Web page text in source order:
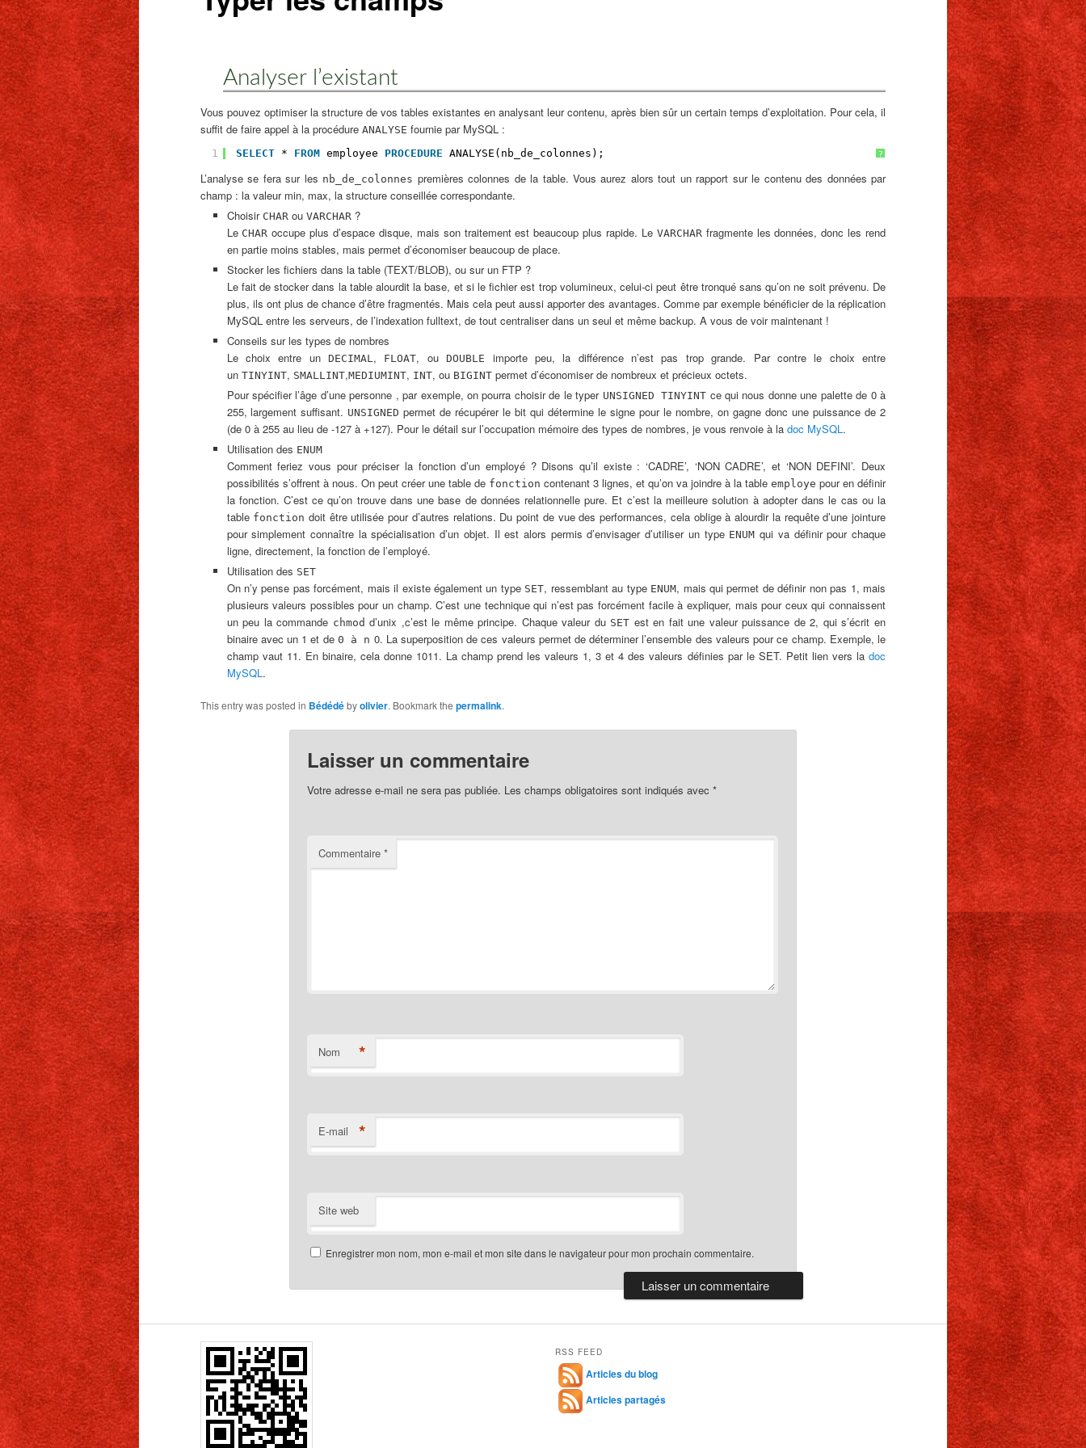
Analyser l’existant
Vous pouvez optimiser la structure de vos tables existantes en analysant leur contenu, après bien sûr un certain temps d’exploitation. Pour cela, il
suffit de faire appel à la procédure ANALYSE fournie par MySQL :
?
1 SELECT * FROM employee PROCEDURE ANALYSE(nb_de_colonnes);
L’analyse se fera sur les nb_de_colonnes premières colonnes de la table. Vous aurez alors tout un rapport sur le contenu des données par
champ : la valeur min, max, la structure conseillée correspondante.
Choisir CHARou VARCHAR?
Le CHAR occupe plus d’espace disque, mais son traitement est beaucoup plus rapide. Le VARCHARfragmente les données, donc les rend
en partie moins stables, mais permet d’économiser beaucoup de place.
Stocker les fichiers dans la table (TEXT/BLOB), ou sur un FTP ?
Le fait de stocker dans la table alourdit la base, et si le fichier est trop volumineux, celui-ci peut être tronqué sans qu’on ne soit prévenu. De
plus, ils ont plus de chance d’être fragmentés. Mais cela peut aussi apporter des avantages. Comme par exemple bénéficier de la réplication
MySQL entre les serveurs, de l’indexation fulltext, de tout centraliser dans un seul et même backup. A vous de voir maintenant !
Conseils sur les types de nombres
Le choix entre un DECIMAL , FLOAT, ouDOUBLE
importe peu, la différence n’est pas trop grande. Par contre le choix entre
un TINYINT, SMALLINT,MEDIUMINT, INT, ou BIGINTpermet d’économiser de nombreux et précieux octets.
Pour spécifier l’âge d’une personne , par exemple, on pourra choisir de le typer UNSIGNED TINYINT ce qui nous donne une palette de 0 à
255, largement suffisant. UNSIGNED permet de récupérer le bit qui détermine le signe pour le nombre, on gagne donc une puissance de 2
(de 0 à 255 au lieu de -127 à +127). Pour le détail sur l’occupation mémoire des types de nombres, je vous renvoie à la doc MySQL.
Utilisation des ENUM
Comment feriez vous pour préciser la fonction d’un employé ? Disons qu’il existe : ‘CADRE’, ‘NON CADRE’, et ‘NON DEFINI’. Deux
possibilités s’offrent à nous. On peut créer une table de fonction contenant 3 lignes, et qu’on va joindre à la table employe pour en définir
la fonction. C’est ce qu’on trouve dans une base de données relationnelle pure. Et c’est la meilleure solution à adopter dans le cas ou la
table fonction doit être utilisée pour d’autres relations. Du point de vue des performances, cela oblige à alourdir la requête d’une jointure
pour simplement connaître la spécialisation d’un objet. Il est alors permis d’envisager d’utiliser un type ENUM qui va définir pour chaque
ligne, directement, la fonction de l’employé.
Utilisation des SET
On n’y pense pas forcément, mais il existe également un type SET, ressemblant au type ENUM, mais qui permet de définir non pas 1, mais
plusieurs valeurs possibles pour un champ. C’est une technique qui n’est pas forcément facile à expliquer, mais pour ceux qui connaissent
un peu la commande chmod d’unix ,c’est le même principe. Chaque valeur du SET est en fait une valeur puissance de 2, qui s’écrit en
binaire avec un 1 et de 0 à n 0. La superposition de ces valeurs permet de déterminer l’ensemble des valeurs pour ce champ. Exemple, le
champ vaut 11. En binaire, cela donne 1011. La champ prend les valeurs 1, 3 et 4 des valeurs définies par le SET. Petit lien vers la doc
MySQL .
This entry was posted in Bédédébyolivier. Bookmark the permalink.
Laisser un commentaire
Votre adresse e-mail ne sera pas publiée. Les champs obligatoires sont indiqués avec *
Commentaire *
Nom *
E-mail *
Site web
Enregistrer mon nom, mon e-mail et mon site dans le navigateur pour mon prochain commentaire.
RSS FEED
Articles du blog
Articles partagés